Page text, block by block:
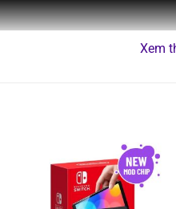
là gì?
OLED
là dòng máy chơi
Xem